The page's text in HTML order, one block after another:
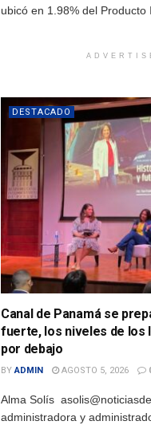
ubicó en 1.98% del Producto
DESTACADO
Canal de Panamá se
fuerte, los niveles de los
por debajo
BY ADMIN AGOSTO 5, 2026
Alma Solís
administradora y